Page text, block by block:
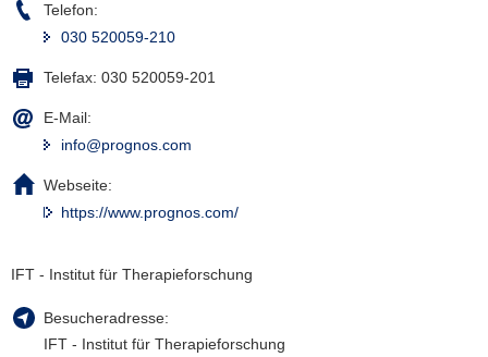
Telefon:
030 520059-210
Telefax: 030 520059-201
E-Mail:
info@prognos.com
Webseite:
https://www.prognos.com/
IFT - Institut für Therapieforschung
Besucheradresse:
IFT - Institut für Therapieforschung